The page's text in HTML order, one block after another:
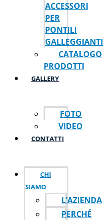
ACCESSORI
PER
PONTILI
GALLEGGIANTI
CATALOGO
PRODOTTI
GALLERY
FOTO
VIDEO
CONTATTI
CHI
SIAMO
L’AZIENDA
PERCHÉ